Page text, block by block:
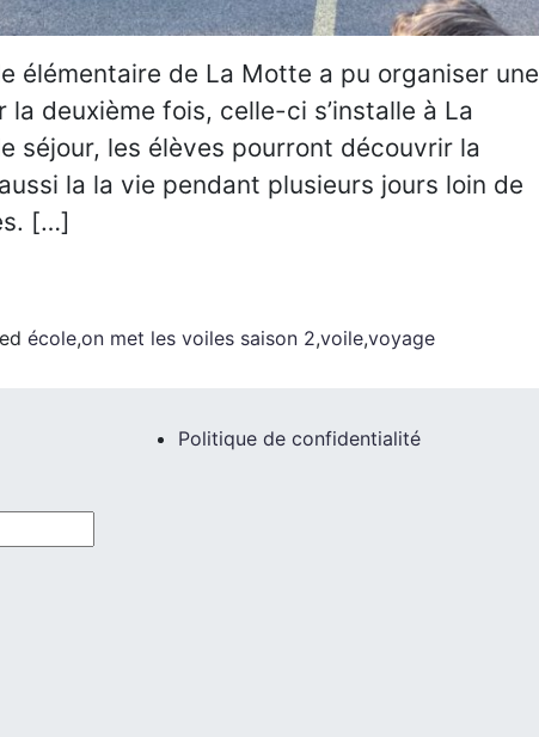
élémentaire de La Motte a pu organiser une
deuxième fois, celle-ci s’installe à La
séjour, les élèves pourront découvrir la
la la vie pendant plusieurs jours loin de
[…]
école,on met les voiles saison 2,voile,voyage
Politique de confidentialité